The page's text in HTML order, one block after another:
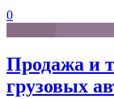
0
Продажа и
грузовых